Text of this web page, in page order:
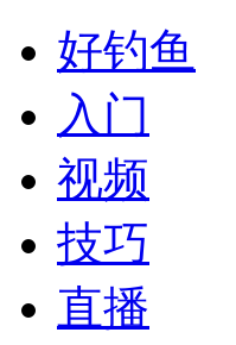
好钓鱼
入门
视频
技巧
直播